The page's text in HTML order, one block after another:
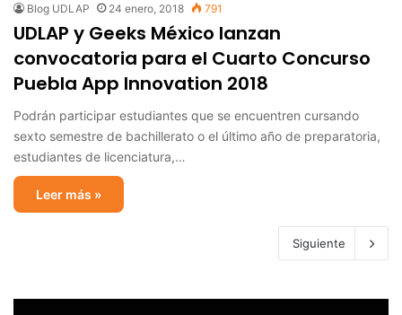
Blog UDLAP 24 enero, 2018 791
UDLAP y Geeks México lanzan
convocatoria para el Cuarto Concurso
Puebla App Innovation 2018
Podrán participar estudiantes que se encuentren cursando
sexto semestre de bachillerato o el último año de preparatoria,
estudiantes de licenciatura,…
Leer más »
Siguiente